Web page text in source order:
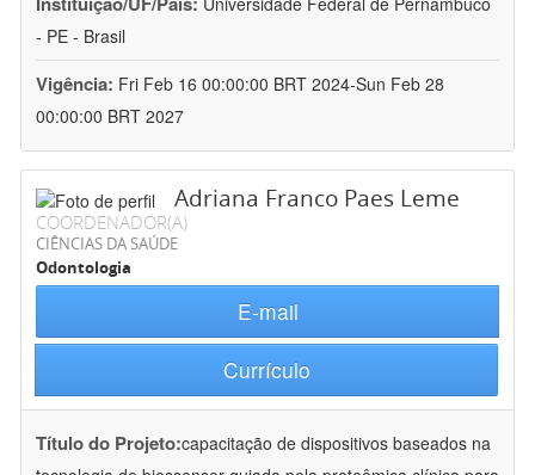
- PE - Brasil
Vigência: Fri Feb 16 00:00:00 BRT 2024-Sun Feb 28
00:00:00 BRT 2027
Adriana Franco Paes Leme
COORDENADOR(A)
CIÊNCIAS DA SAÚDE
Odontologia
E-mail
Currículo
Título do Projeto:capacitação de dispositivos baseados na